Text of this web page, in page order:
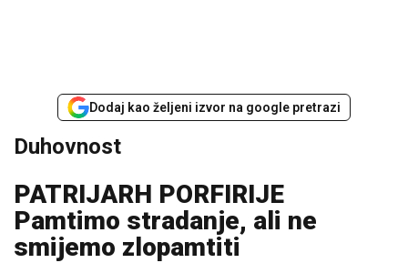
Dodaj kao željeni izvor na google pretrazi
Duhovnost
PATRIJARH PORFIRIJE
Pamtimo stradanje, ali ne
smijemo zlopamtiti